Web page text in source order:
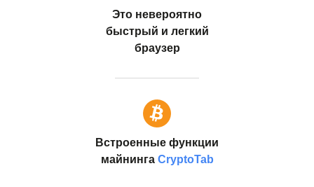
Это невероятно
быстрый и легкий
браузер
Встроенные функции
майнинга CryptoTab